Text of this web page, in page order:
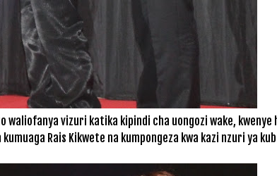
waliofanya vizuri katika kipindi cha uongozi wake,
Rais Kikwete na kumpongeza kwa kazi nzuri ya